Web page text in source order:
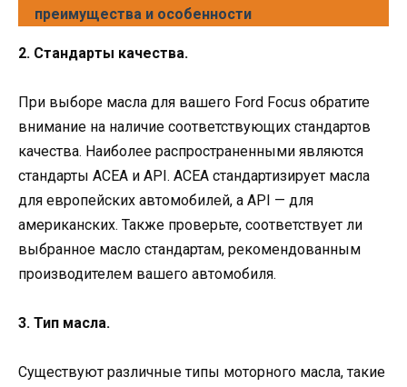
преимущества и особенности
2. Стандарты качества.
При выборе масла для вашего Ford Focus обратите
внимание на наличие соответствующих стандартов
качества. Наиболее распространенными являются
стандарты ACEA и API. ACEA стандартизирует масла
для европейских автомобилей, а API — для
американских. Также проверьте, соответствует ли
выбранное масло стандартам, рекомендованным
производителем вашего автомобиля.
3. Тип масла.
Существуют различные типы моторного масла, такие